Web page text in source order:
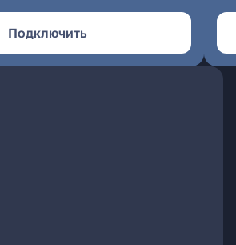
Подключить